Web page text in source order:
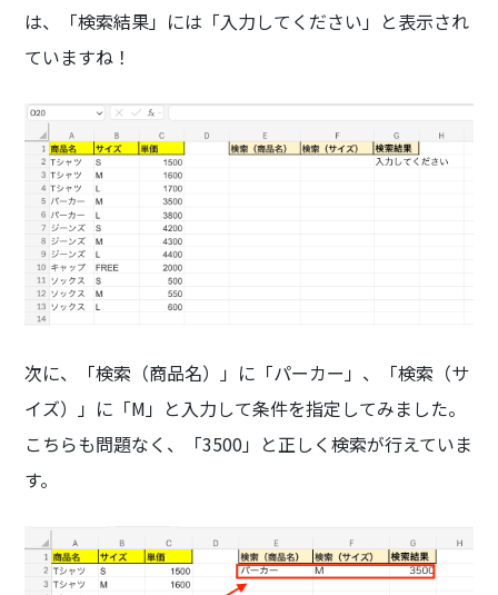
は、「検索結果」には「入力してください」と表示され
ていますね！
次に、「検索（商品名）」に「パーカー」、「検索（サ
イズ）」に「M」と入力して条件を指定してみました。
こちらも問題なく、「3500」と正しく検索が行えていま
す。